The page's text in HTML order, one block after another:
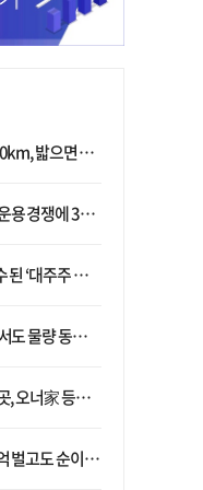
볼보 XC60 T8의 두 얼굴
한·하나 등 새 얼굴 대거 합류
·두나무 결합도 영향권
두고 선두 수성 ‘시험대’
·SM 45곳 ‘족벌경영’ 고착화
유럽 세부담에 이익 증발